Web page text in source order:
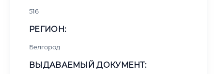
516
РЕГИОН:
Белгород
ВЫДАВАЕМЫЙ ДОКУМЕНТ: